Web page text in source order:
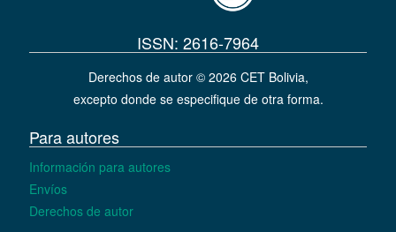
ISSN: 2616-7964
Derechos de autor © 2026 CET Bolivia,
excepto donde se especifique de otra forma.
Para autores
Información para autores
Envíos
Derechos de autor